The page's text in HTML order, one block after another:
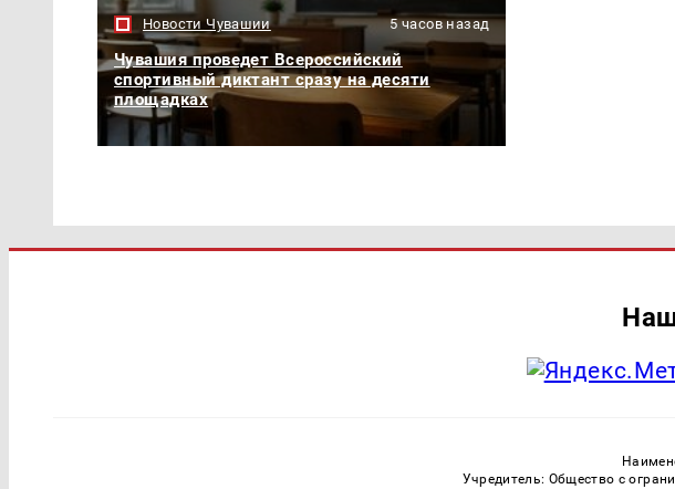
Новости Чувашии 5 часов назад
Чувашия проведет Всероссийский
спортивный диктант сразу на десяти
площадках
Учредитель: Общество с